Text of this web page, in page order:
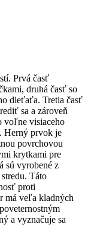
Prvá časť
druhá časť so
dieťaťa. Tretia časť
sa a zároveň
voľne visiaceho
Herný prvok je
povrchovou
krytkami pre
sú vyrobené z
Táto
proti
má veľa kladných
a vyznačuje sa